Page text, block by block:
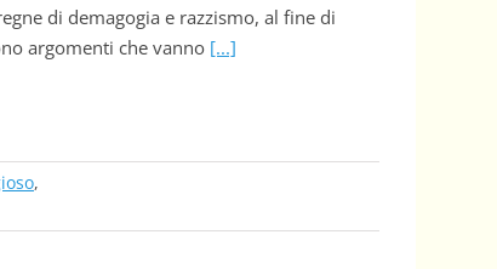
di demagogia e razzismo, al fine di
argomenti che vanno [...]
,